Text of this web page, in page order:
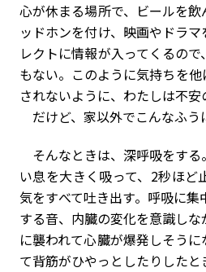
心が休まる場所で、ビールを
ッドホンを付け、映画やドラ
レクトに情報が入ってくるの
もない。このように気持ちを
されないように、わたしは不安
だけど、家以外でこんなふう
そんなときは、深呼吸をする
い息を大きく吸って、2秒ほど
気をすべて吐き出す。呼吸に
する音、内臓の変化を意識し
に襲われて心臓が爆発しそう
て背筋がひやっとしたりしたと